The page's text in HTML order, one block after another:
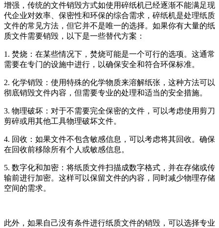
增强，传统的文件销毁方式如使用碎纸机已经逐渐不能满足现
代企业对效率、保密性和环保的综合需求，碎纸机是处理纸质
文件的常见方法，但它并不是唯一的选择。如果你有大量的纸
质文件需要销毁，以下是一些替代方案：
1. 焚烧：在某些情况下，焚烧可能是一个可行的选项。这通常
需要在专门的设施中进行，以确保安全和符合环保标准。
2. 化学销毁：使用特殊的化学物质来溶解纸张，这种方法可以
彻底销毁文件内容，但需要专业的处理和适当的安全措施。
3. 物理破坏：对于不需要完全保密的文件，可以考虑使用剪刀
剪碎或用其他工具物理破坏文件。
4. 回收：如果文件不包含敏感信息，可以考虑将其回收。确保
在回收前移除所有个人或敏感信息。
5. 数字化和加密：将纸质文件扫描成数字格式，并在存储或传
输前进行加密。这样可以保留文件的内容，同时减少物理存储
空间的需求。
此外，如果自己没有条件进行纸质文件的销毁，可以选择专业